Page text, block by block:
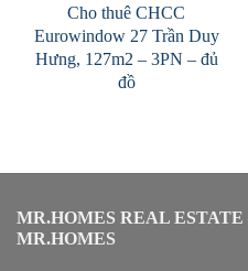
Cho thuê CHCC
Eurowindow 27 Trần Duy
Hưng, 127m2 – 3PN – đủ
đồ
MR.HOMES REAL
MR.HOMES